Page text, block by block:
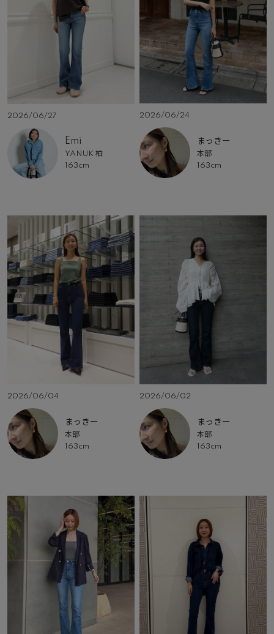
2026/06/27
Emi
YANUK 柏
163cm
2026/06/24
まっきー
本部
163cm
2026/06/04
まっきー
本部
163cm
2026/06/02
まっきー
本部
163cm